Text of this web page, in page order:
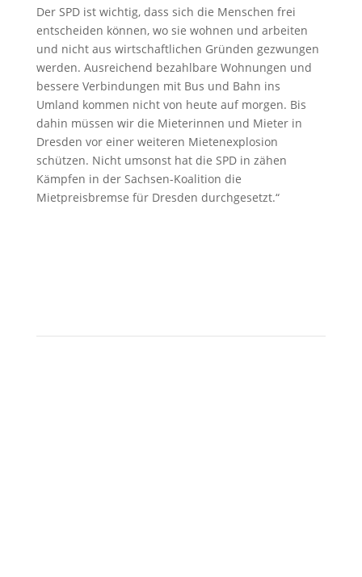
Der SPD ist wichtig, dass sich die Menschen frei
entscheiden können, wo sie wohnen und arbeiten
und nicht aus wirtschaftlichen Gründen gezwungen
werden. Ausreichend bezahlbare Wohnungen und
bessere Verbindungen mit Bus und Bahn ins
Umland kommen nicht von heute auf morgen. Bis
dahin müssen wir die Mieterinnen und Mieter in
Dresden vor einer weiteren Mietenexplosion
schützen. Nicht umsonst hat die SPD in zähen
Kämpfen in der Sachsen-Koalition die
Mietpreisbremse für Dresden durchgesetzt.“